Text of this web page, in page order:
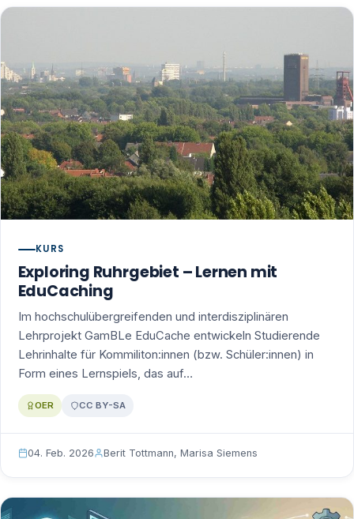
KURS
Exploring Ruhrgebiet – Lernen mit
EduCaching
Im hochschulübergreifenden und interdisziplinären
Lehrprojekt GamBLe EduCache entwickeln Studierende
Lehrinhalte für Kommiliton:innen (bzw. Schüler:innen) in
Form eines Lernspiels, das auf…
OER CC BY-SA
04. Feb. 2026 Berit Tottmann, Marisa Siemens